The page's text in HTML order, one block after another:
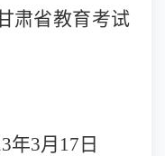
肃省教育考试
年3月17日